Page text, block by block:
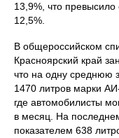
13,9%, что превысило
12,5%.
В общероссийском
Красноярский край
что на одну среднюю
1470 литров марки
где автомобилисты
в месяц. На
показателем 638